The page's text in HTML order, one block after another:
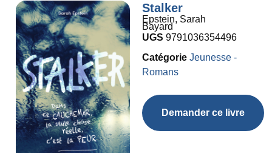
Stalker
Epstein, Sarah
Bayard
UGS 9791036354496
Catégorie Jeunesse -
Romans
Demander ce livre